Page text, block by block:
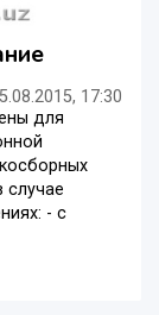
17:30
для
случае
- с